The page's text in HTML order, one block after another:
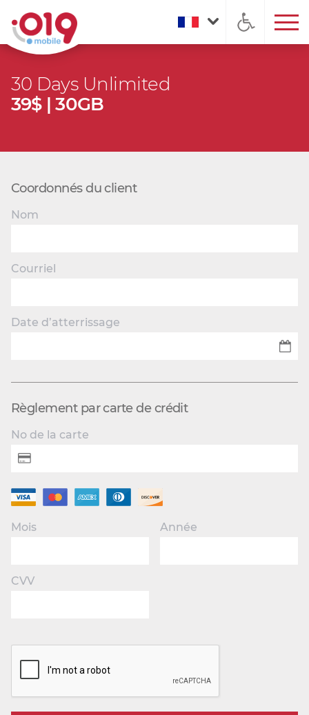
30 Days Unlimited
39$ | 30GB
Coordonnés du client
Nom
Courriel
Date d’atterrissage
Règlement par carte de crédit
No de la carte
Mois Année
CVV